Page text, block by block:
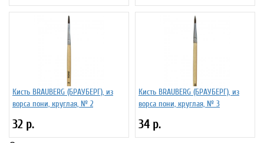
Кисть BRAUBERG (БРАУБЕРГ), из
ворса пони, круглая, № 2
32 р.
Кисть BRAUBERG (БРАУБЕРГ), из
ворса пони, круглая, № 3
34 р.